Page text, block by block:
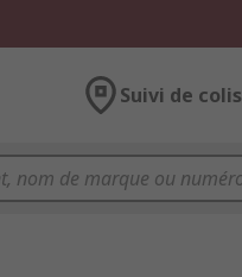
Suivi de colis